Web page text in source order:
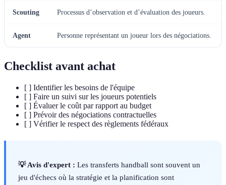
Scouting Processus d’observation et d’évaluation des joueurs.
Agent Personne représentant un joueur lors des négociations.
Checklist avant achat
[ ] Identifier les besoins de l'équipe
[ ] Faire un suivi sur les joueurs potentiels
[ ] Évaluer le coût par rapport au budget
[ ] Prévoir des négociations contractuelles
[ ] Vérifier le respect des règlements fédéraux
💡 Avis d'expert : Les transferts handball sont souvent un
jeu d'échecs où la stratégie et la planification sont